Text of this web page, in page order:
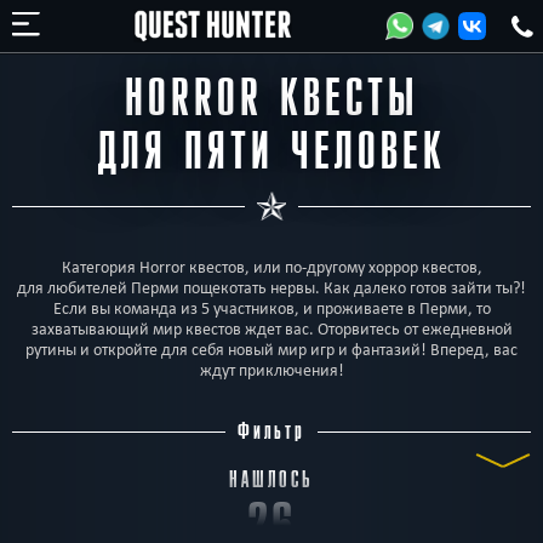
HORROR КВЕСТЫ
ДЛЯ ПЯТИ ЧЕЛОВЕК
Категория Horror квестов, или по-другому хоррор квестов,
для любителей Перми пощекотать нервы. Как далеко готов зайти ты?!
Если вы команда из 5 участников, и проживаете в Перми, то
захватывающий мир квестов ждет вас. Оторвитесь от ежедневной
рутины и откройте для себя новый мир игр и фантазий! Вперед, вас
ждут приключения!
Фильтр
НАШЛОСЬ
26